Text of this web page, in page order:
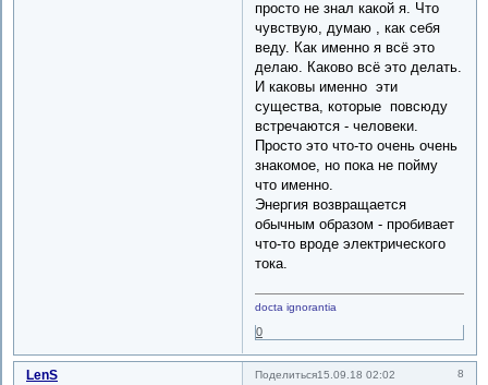
просто не знал какой я. Что
чувствую, думаю , как себя
веду. Как именно я всё это
делаю. Каково всё это делать.
И каковы именно эти
существа, которые повсюду
встречаются - человеки.
Просто это что-то очень очень
знакомое, но пока не пойму
что именно.
Энергия возвращается
обычным образом - пробивает
что-то вроде электрического
тока.
docta ignorantia
0
Поделиться 8
15.09.18 02:02
LenS